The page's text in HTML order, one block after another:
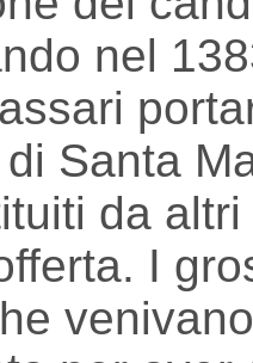
nel
Santa
da
I